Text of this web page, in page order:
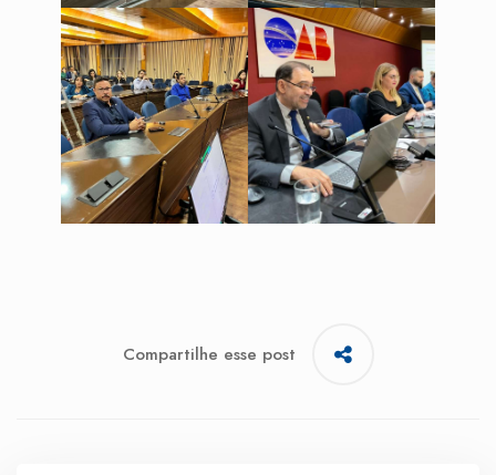
Compartilhe esse post